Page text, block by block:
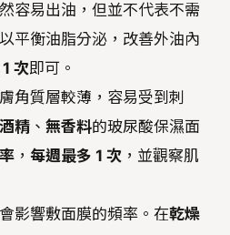
容易出油，但並不代表不需
平衡油脂分泌，改善外油內
次即可。
角質層較薄，容易受到刺
精 、 無香料的玻尿酸保濕面
， 每週最多 1 次 ，並觀察肌
影響敷面膜的頻率。在乾燥